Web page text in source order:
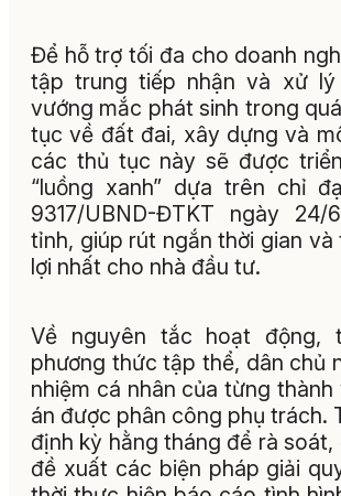
Để hỗ trợ tối đa cho doanh
tập trung tiếp nhận và xử lý
vướng mắc phát sinh trong
tục về đất đai, xây dựng và
các thủ tục này sẽ được
“luồng xanh” dựa trên chỉ
9317/UBND-ĐTKT ngày 24/
tỉnh, giúp rút ngắn thời gian và
lợi nhất cho nhà đầu tư.
Về nguyên tắc hoạt động,
phương thức tập thể, dân chủ
nhiệm cá nhân của từng
án được phân công phụ trách.
định kỳ hằng tháng để rà
đề xuất các biện pháp giải